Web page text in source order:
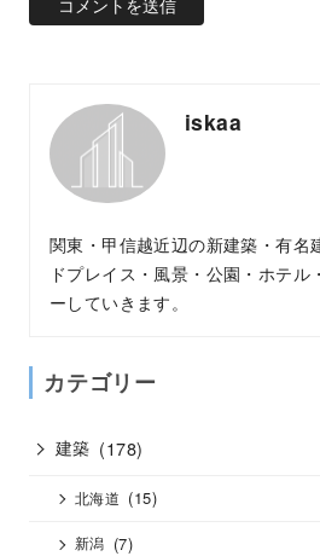
iskaa
関東・甲信越近辺の新建築・有名
ドプレイス・風景・公園・ホテル
ーしていきます。
カテゴリー
建築 (178)
北海道 (15)
新潟 (7)